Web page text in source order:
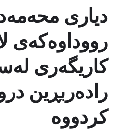
دیاری‌
رووداوه‌كه‌ی‌
كاریگه‌ری‌
راده‌ربڕین
كردووه‌